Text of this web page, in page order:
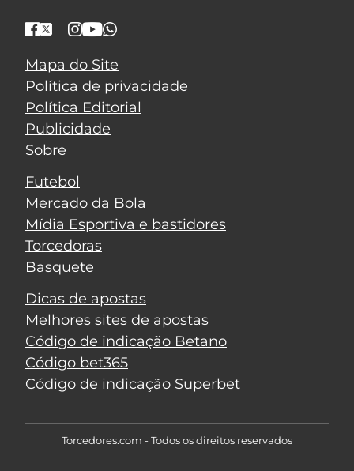
Mapa do Site
Política de privacidade
Política Editorial
Publicidade
Sobre
Futebol
Mercado da Bola
Mídia Esportiva e bastidores
Torcedoras
Basquete
Dicas de apostas
Melhores sites de apostas
Código de indicação Betano
Código bet365
Código de indicação Superbet
Torcedores.com - Todos os direitos reservados